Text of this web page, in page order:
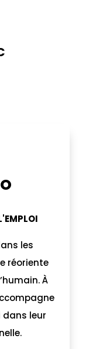
les
réoriente
À
dans leur
face à vos
projet pro
des